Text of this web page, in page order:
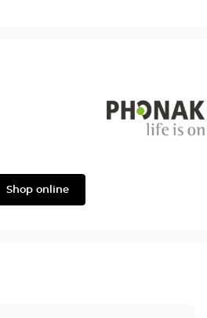
Shop online